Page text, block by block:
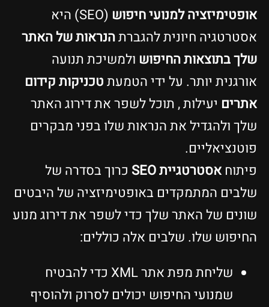
אופטימיזציה למנועי חיפוש
(SEO) היא
אסטרטגיה חיונית להגברתהנראות של האתר
שלך בתוצאות החיפוש ולמשיכת תנועה
אורגנית יותר. על ידי הטמעתטכניקות קידום
אתרים יעילות , תוכל לשפר את דירוג האתר
שלך ולהגדיל את הנראות שלו בפני מבקרים
פוטנציאליים.
פיתוח אסטרטגיית SEO
כרוך בסדרה של
שלבים המתמקדים באופטימיזציה של היבטים
שונים של האתר שלך כדי לשפר את דירוג מנוע
החיפוש שלו. שלבים אלה כוללים:
שליחת מפת אתר XML כדי להבטיח
שמנועי החיפוש יכולים לסרוק ולהוסיף